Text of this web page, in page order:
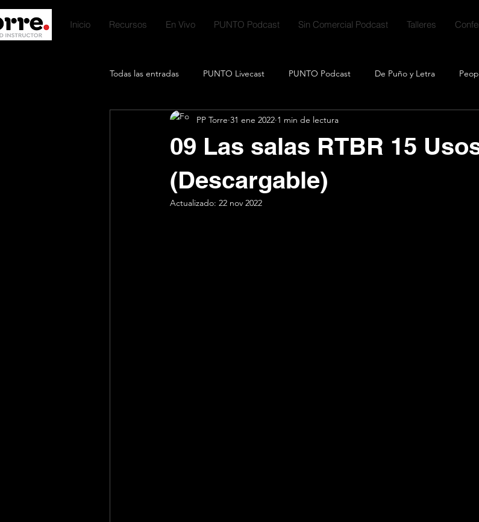
Inicio Recursos En Vivo PUNTO Podcast Sin Comercial Podcast Talleres
Todas las entradas PUNTO Livecast PUNTO Podcast De Puño y Letra
Premium Talks Productos Digitales Talk Crafting
Podcast Favorites Ayuno Intermitente
09 Las salas RTBR 15
(Descargable)
PP Torre 31 ene 2022 1 min de lectura
Actualizado: 22 nov 2022